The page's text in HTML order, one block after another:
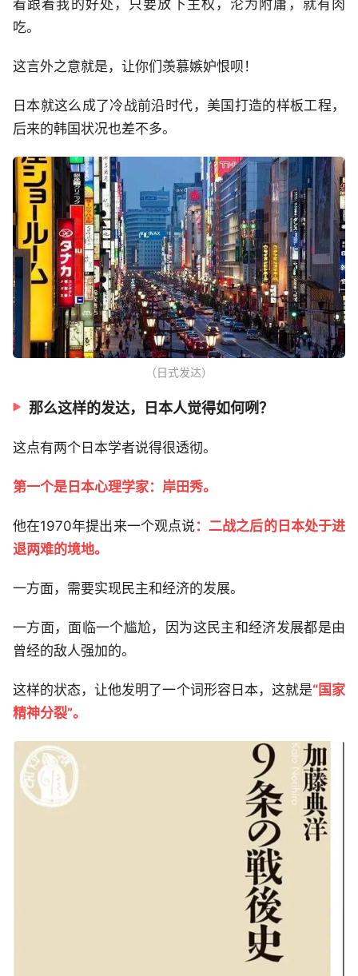
看跟着我的好处，只要放下主权，沦为附庸，就有肉
吃。
这言外之意就是，让你们羡慕嫉妒恨呗！
日本就这么成了冷战前沿时代，美国打造的样板工程，
后来的韩国状况也差不多。
（日式发达）
那么这样的发达，日本人觉得如何咧？
这点有两个日本学者说得很透彻。
第一个是日本心理学家：岸田秀。
他在1970年提出来一个观点说：二战之后的日本处于进
退两难的境地。
一方面，需要实现民主和经济的发展。
一方面，面临一个尴尬，因为这民主和经济发展都是由
曾经的敌人强加的。
这样的状态，让他发明了一个词形容日本，这就是“国家
精神分裂”。